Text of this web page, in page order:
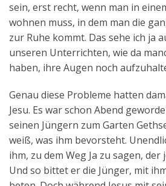
sein, erst recht, wenn man in
wohnen muss, in dem man die
zur Ruhe kommt. Das sehe ich ja
unseren Unterrichten, wie da
haben, ihre Augen noch
Genau diese Probleme hatten
Jesu. Es war schon Abend
seinen Jüngern zum Garten
weiß, was ihm bevorsteht.
ihm, zu dem Weg Ja zu sagen,
Und so bittet er die Jünger, mit